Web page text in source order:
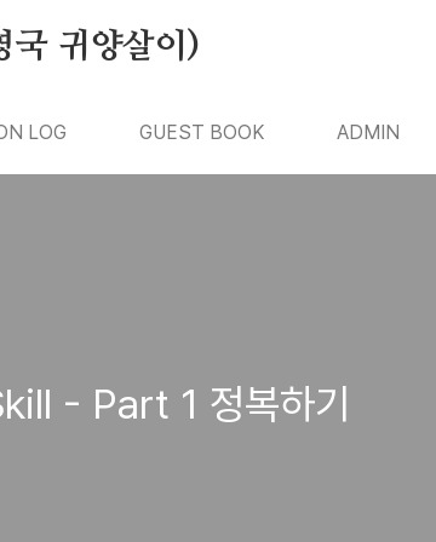
국 귀양살이)
LOG GUEST BOOK ADMIN
- Part 1 정복하기